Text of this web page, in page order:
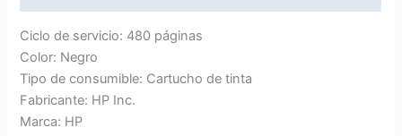
Ciclo de servicio: 480 páginas
Color: Negro
Tipo de consumible: Cartucho de tinta
Fabricante: HP Inc.
Marca: HP